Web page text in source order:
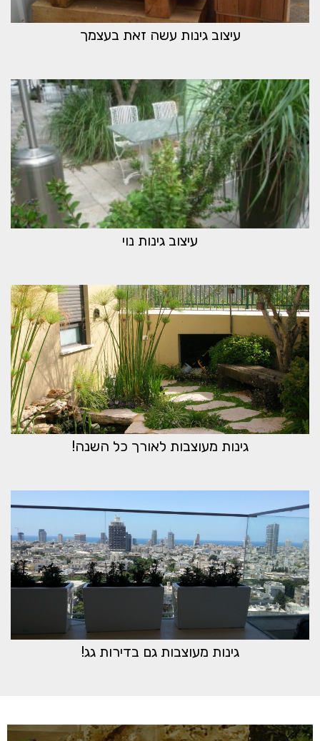
עיצוב גינות עשה זאת בעצמך
עיצוב גינות נוי
גינות מעוצבות לאורך כל השנה!
גינות מעוצבות גם בדירות גג!